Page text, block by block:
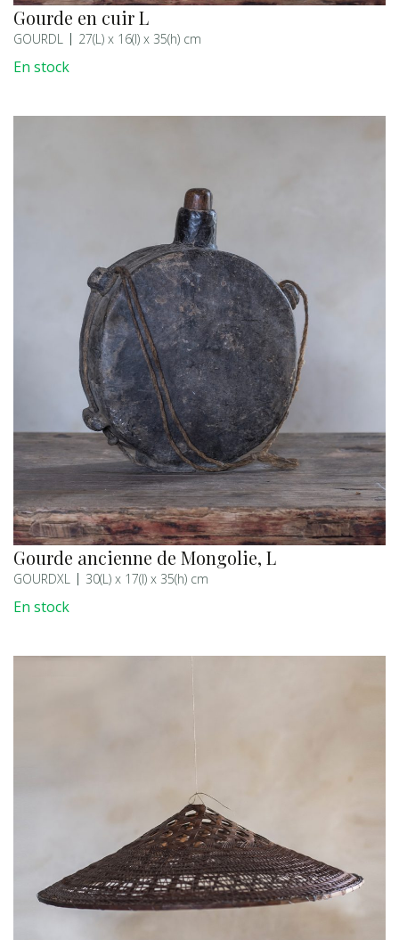
Gourde en cuir L
GOURDL 27(L) x 16(l) x 35(h) cm
En stock
Gourde ancienne de Mongolie, L
GOURDXL 30(L) x 17(l) x 35(h) cm
En stock